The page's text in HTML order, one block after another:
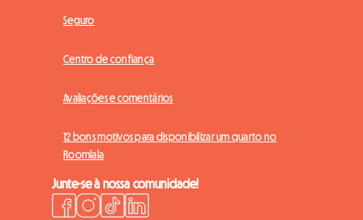
Seguro
Centro de confiança
Avaliações e comentários
12 bons motivos para disponibilizar um quarto no
Roomlala
Junte-se à nossa comunidade!